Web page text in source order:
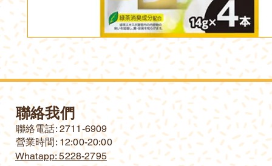
聯絡我們
​聯絡電話: 2711-6909
營業時間: 12:00-20:00
Whatapp: 5228-2795